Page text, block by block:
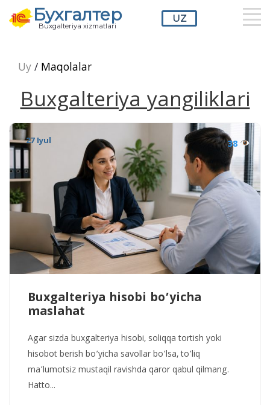
Бухгалтер
Buxgalteriya xizmatlari
UZ
Uy/ Maqolalar
Buxgalteriya yangiliklari
27 Iyul 38
Buxgalteriya hisobi bo’yicha
maslahat
Agar sizda buxgalteriya hisobi, soliqqa tortish yoki
hisobot berish bo’yicha savollar bo’lsa, to’liq
ma’lumotsiz mustaqil ravishda qaror qabul qilmang.
Hatto...